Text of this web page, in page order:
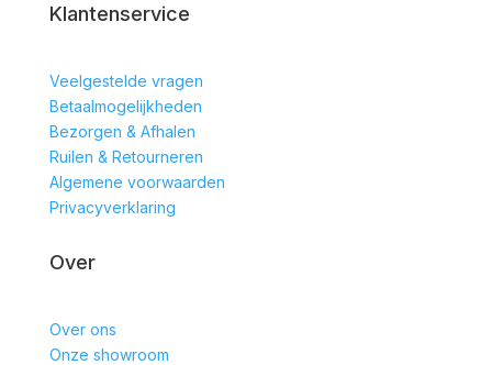
Klantenservice
Veelgestelde vragen
Betaalmogelijkheden
Bezorgen & Afhalen
Ruilen & Retourneren
Algemene voorwaarden
Privacyverklaring
Over
Over ons
Onze showroom